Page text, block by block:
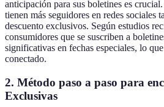
anticipación para sus boletines es
tienen más seguidores en redes sociales
descuento exclusivos. Según estudios
consumidores que se suscriben a
significativas en fechas especiales, lo
conectado.
2. Método paso a paso para
Exclusivas